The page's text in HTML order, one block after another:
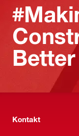
Better
Kontakt